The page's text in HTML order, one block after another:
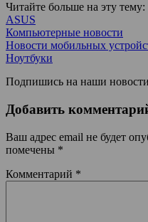
Читайте больше на эту тему:
ASUS
Компьютерные новости
Новости мобильных
Ноутбуки
Подпишись на наши
Добавить
Ваш адрес email не будет
помечены *
Комментарий *